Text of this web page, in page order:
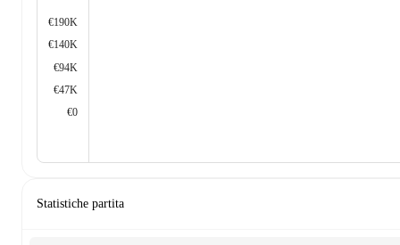
€190K
€140K
€94K
€47K
€0
Statistiche partita